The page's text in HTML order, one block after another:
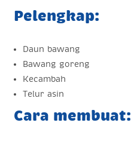
Pelengkap:
Daun bawang
Bawang goreng
Kecambah
Telur asin
Cara membuat: